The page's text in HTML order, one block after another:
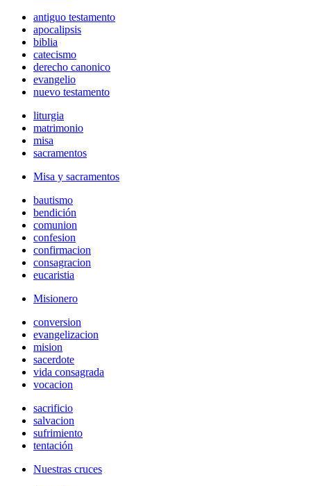
antiguo testamento
apocalipsis
biblia
catecismo
derecho canonico
evangelio
nuevo testamento
liturgia
matrimonio
misa
sacramentos
Misa y sacramentos
bautismo
bendición
comunion
confesion
confirmacion
consagracion
eucaristia
Misionero
conversion
evangelizacion
mision
sacerdote
vida consagrada
vocacion
sacrificio
salvacion
sufrimiento
tentación
Nuestras cruces